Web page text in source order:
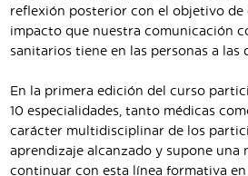
reflexión posterior con el objetivo de
impacto que nuestra comunicación
sanitarios tiene en las personas a las
En la primera edición del curso
10 especialidades, tanto médicas
carácter multidisciplinar de los
aprendizaje alcanzado y supone una
continuar con esta línea formativa